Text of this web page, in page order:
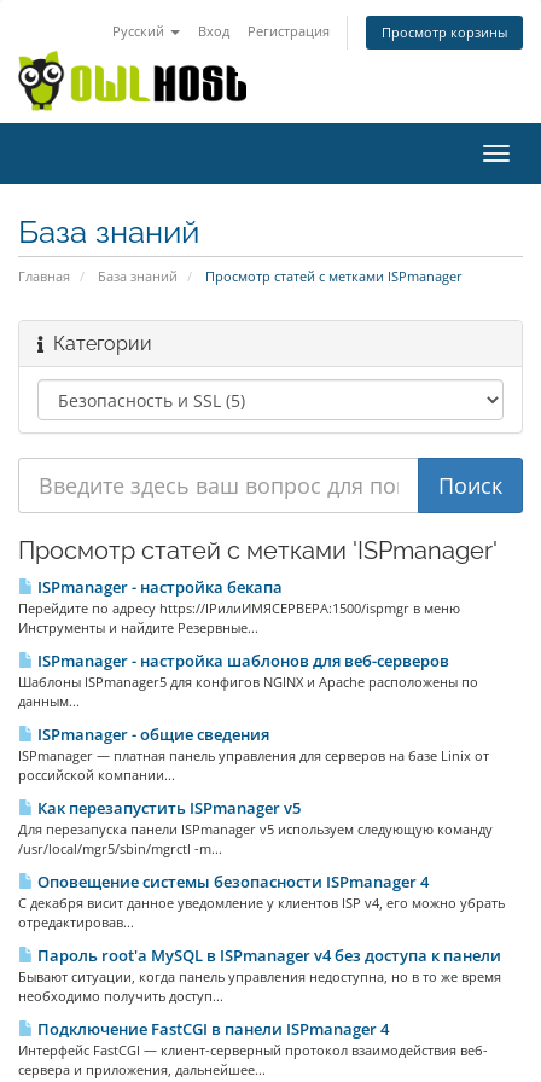
Русский Вход Регистрация Просмотр корзины
База знаний
Главная База знаний Просмотр статей с метками ISPmanager
Категории
Просмотр статей с метками 'ISPmanager'
ISPmanager - настройка бекапа
Перейдите по адресу https://IPилиИМЯСЕРВЕРА:1500/ispmgr в меню
Инструменты и найдите Резервные...
ISPmanager - настройка шаблонов для веб-серверов
Шаблоны ISPmanager5 для конфигов NGINX и Apache расположены по
данным...
ISPmanager - общие сведения
ISPmanager — платная панель управления для серверов на базе Linix от
российской компании...
Как перезапустить ISPmanager v5
Для перезапуска панели ISPmanager v5 используем следующую команду
/usr/local/mgr5/sbin/mgrctl -m...
Оповещение системы безопасности ISPmanager 4
С декабря висит данное уведомление у клиентов ISP v4, его можно убрать
отредактировав...
Пароль root'а MySQL в ISPmanager v4 без доступа к панели
Бывают ситуации, когда панель управления недоступна, но в то же время
необходимо получить доступ...
Подключение FastCGI в панели ISPmanager 4
Интерфейс FastCGI — клиент-серверный протокол взаимодействия веб-
сервера и приложения, дальнейшее...